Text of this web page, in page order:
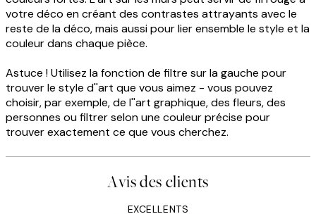
votre déco en créant des contrastes attrayants avec le
reste de la déco, mais aussi pour lier ensemble le style et la
couleur dans chaque pièce.
Astuce ! Utilisez la fonction de filtre sur la gauche pour
trouver le style d''art que vous aimez - vous pouvez
choisir, par exemple, de l''art graphique, des fleurs, des
personnes ou filtrer selon une couleur précise pour
trouver exactement ce que vous cherchez.
Avis des clients
EXCELLENTS